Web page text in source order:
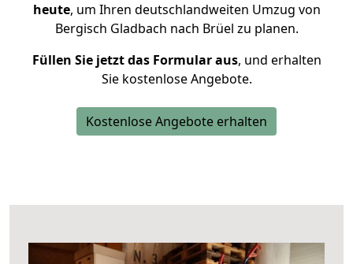
heute, um Ihren deutschlandweiten Umzug von
Bergisch Gladbach nach Brüel zu planen.
Füllen Sie jetzt das Formular aus, und erhalten
Sie kostenlose Angebote.
Kostenlose Angebote erhalten